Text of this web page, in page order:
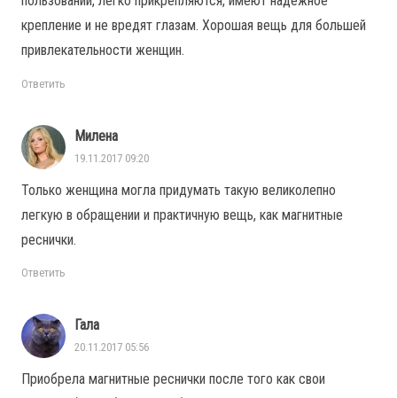
крепление и не вредят глазам. Хорошая вещь для большей
привлекательности женщин.
Ответить
Милена
19.11.2017 09:20
Только женщина могла придумать такую великолепно
легкую в обращении и практичную вещь, как магнитные
реснички.
Ответить
Гала
20.11.2017 05:56
Приобрела магнитные реснички после того как свои